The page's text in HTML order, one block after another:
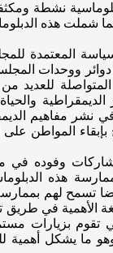
نشطة
شملت هذه
السياسة المعتمدة
دوائر ووحدات
للعديد
نشر مفاهيم
المواطن
وفوده في
هذه
تسمح لهم
الأهمية في طريق
تقوم بزيارات
ما يشكل أهمية